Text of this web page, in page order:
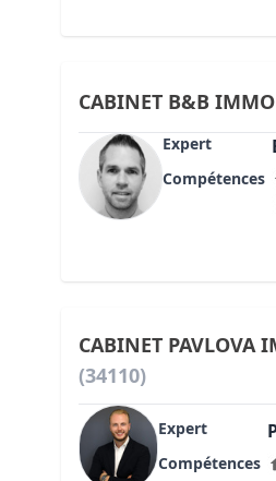
CABINET B&B
Expert
Compétences
CABINET PAVLOVA
(34110)
Expert
Compétences